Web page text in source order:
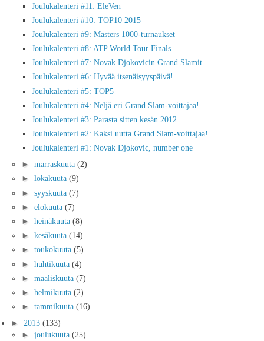
Joulukalenteri #11: EleVen
Joulukalenteri #10: TOP10 2015
Joulukalenteri #9: Masters 1000-turnaukset
Joulukalenteri #8: ATP World Tour Finals
Joulukalenteri #7: Novak Djokovicin Grand Slamit
Joulukalenteri #6: Hyvää itsenäisyyspäivä!
Joulukalenteri #5: TOP5
Joulukalenteri #4: Neljä eri Grand Slam-voittajaa!
Joulukalenteri #3: Parasta sitten kesän 2012
Joulukalenteri #2: Kaksi uutta Grand Slam-voittajaa!
Joulukalenteri #1: Novak Djokovic, number one
► marraskuuta (2)
► lokakuuta (9)
► syyskuuta (7)
► elokuuta (7)
► heinäkuuta (8)
► kesäkuuta (14)
► toukokuuta (5)
► huhtikuuta (4)
► maaliskuuta (7)
► helmikuuta (2)
► tammikuuta (16)
► 2013 (133)
► joulukuuta (25)